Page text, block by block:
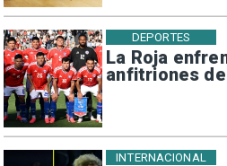
La Roja
anfitriones
DEPORTES
INTERNACIONAL